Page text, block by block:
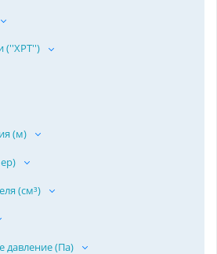
(''ХPT'')
(м)
(см³)
давление (Па)